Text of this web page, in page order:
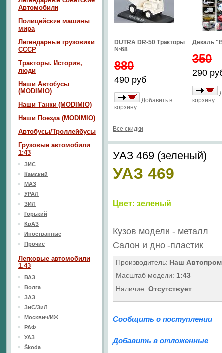
DUTRA DR-50 Тракторы
№68
880
490 руб
Добавить в
корзину
Декаль
350
290
корзину
Все скидки
УАЗ 469 (зеленый)
УАЗ 469
Цвет: зеленый
Кузов модели - металл
Салон и дно -пластик
Производитель: Наш Автопром
Масштаб модели: 1:43
Наличие: Отсутствует
Сообщить о поступлении
Добавить в отложенные
Автомобили
Полицейские машины
мира
Легендарные грузовики
СССР
Тракторы. История,
люди
Наши Автобусы
(MODIMIO)
Наши Танки (MODIMIO)
Наши Поезда (MODIMIO)
Автобусы/Троллейбусы
Грузовые автомобили
1:43
ЗИС
Камский
МАЗ
УРАЛ
ЗИЛ
Горький
КрАЗ
Иностранные
Прочие
Легковые автомобили
1:43
ВАЗ
Волга
ЗАЗ
ЗиС/ЗиЛ
Москвич/ИЖ
РАФ
УАЗ
Škoda